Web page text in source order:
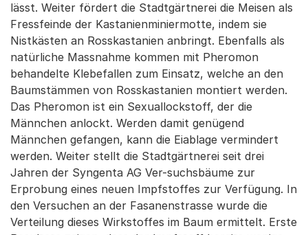
lässt. Weiter fördert die Stadtgärtnerei die Meisen als
Fressfeinde der Kastanienminiermotte, indem sie
Nistkästen an Rosskastanien anbringt. Ebenfalls als
natürliche Massnahme kommen mit Pheromon
behandelte Klebefallen zum Einsatz, welche an den
Baumstämmen von Rosskastanien montiert werden.
Das Pheromon ist ein Sexuallockstoff, der die
Männchen anlockt. Werden damit genügend
Männchen gefangen, kann die Eiablage vermindert
werden. Weiter stellt die Stadtgärtnerei seit drei
Jahren der Syngenta AG Ver-suchsbäume zur
Erprobung eines neuen Impfstoffes zur Verfügung. In
den Versuchen an der Fasanenstrasse wurde die
Verteilung dieses Wirkstoffes im Baum ermittelt. Erste